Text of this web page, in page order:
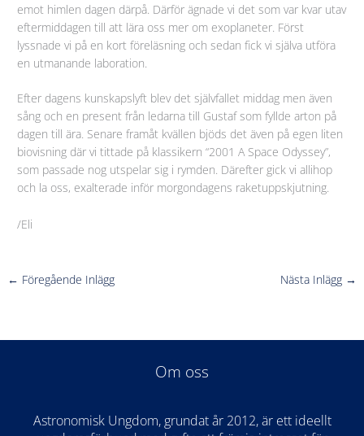
emot himlen dagen därpå. Därför ägnade vi det som var kvar utav
eftermiddagen till att lära oss mer om exoplaneter. Först
lyssnade vi på en kort föreläsning och sedan fick vi själva utföra
en utmanande laboration.
Efter dagens kunskapslyft blev det självfallet middag men även
sång och en present från ledarna till Gustaf som fyllde arton på
dagen till ära. Senare framåt kvällen bjöds det även på egen liten
biovisning där vi tittade på klassikern “2001 A Space Odyssey”,
som passade nog utspelar sig i rymden. Därefter gick vi allihop
och la oss, exalterade inför morgondagens raketuppskjutning.
/Eli
← Föregående Inlägg Nästa Inlägg →
Om oss
Astronomisk Ungdom, grundat år 2012, är ett ideellt